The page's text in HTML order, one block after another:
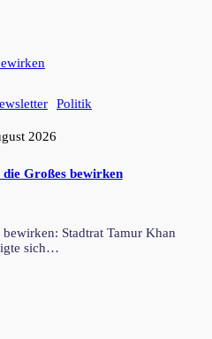
Politik
2026
Großes bewirken
Stadtrat Tamur Khan
sich…